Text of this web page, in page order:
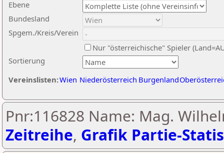
Ebene
Sortierung
Bundesland
Spgem./Kreis/Verein
Nur "österreichische" Spieler
Vereinslisten:Wien Niederösterreich Burgenland
Pnr:116828 Name: Mag.
Zeitreihe, Grafik Partie-